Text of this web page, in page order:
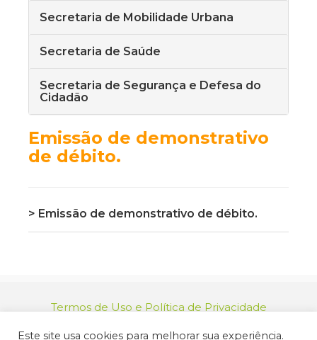
Secretaria de Mobilidade Urbana
Secretaria de Saúde
Secretaria de Segurança e Defesa do
Cidadão
Emissão de demonstrativo
de débito.
> Emissão de demonstrativo de débito.
Termos de Uso e Política de Privacidade
46.694.139/0001-83 | (12) 3955-9000
Este site usa cookies para melhorar sua experiência.